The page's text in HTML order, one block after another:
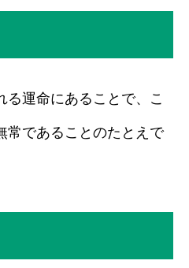
る運命にあることで、こ
常であることのたとえで